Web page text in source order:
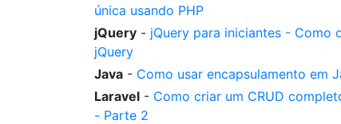
única usando PHP
jQuery - jQuery para iniciantes - Como
jQuery
Java - Como usar encapsulamento em
Laravel - Como criar um CRUD
- Parte 2